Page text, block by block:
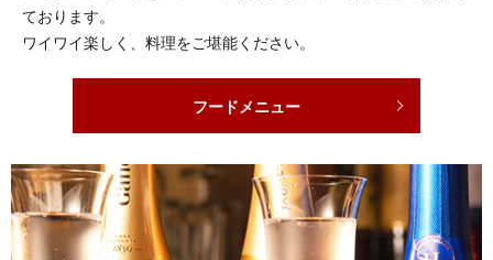
ております。
ワイワイ楽しく、料理をご堪能ください。
フードメニュー